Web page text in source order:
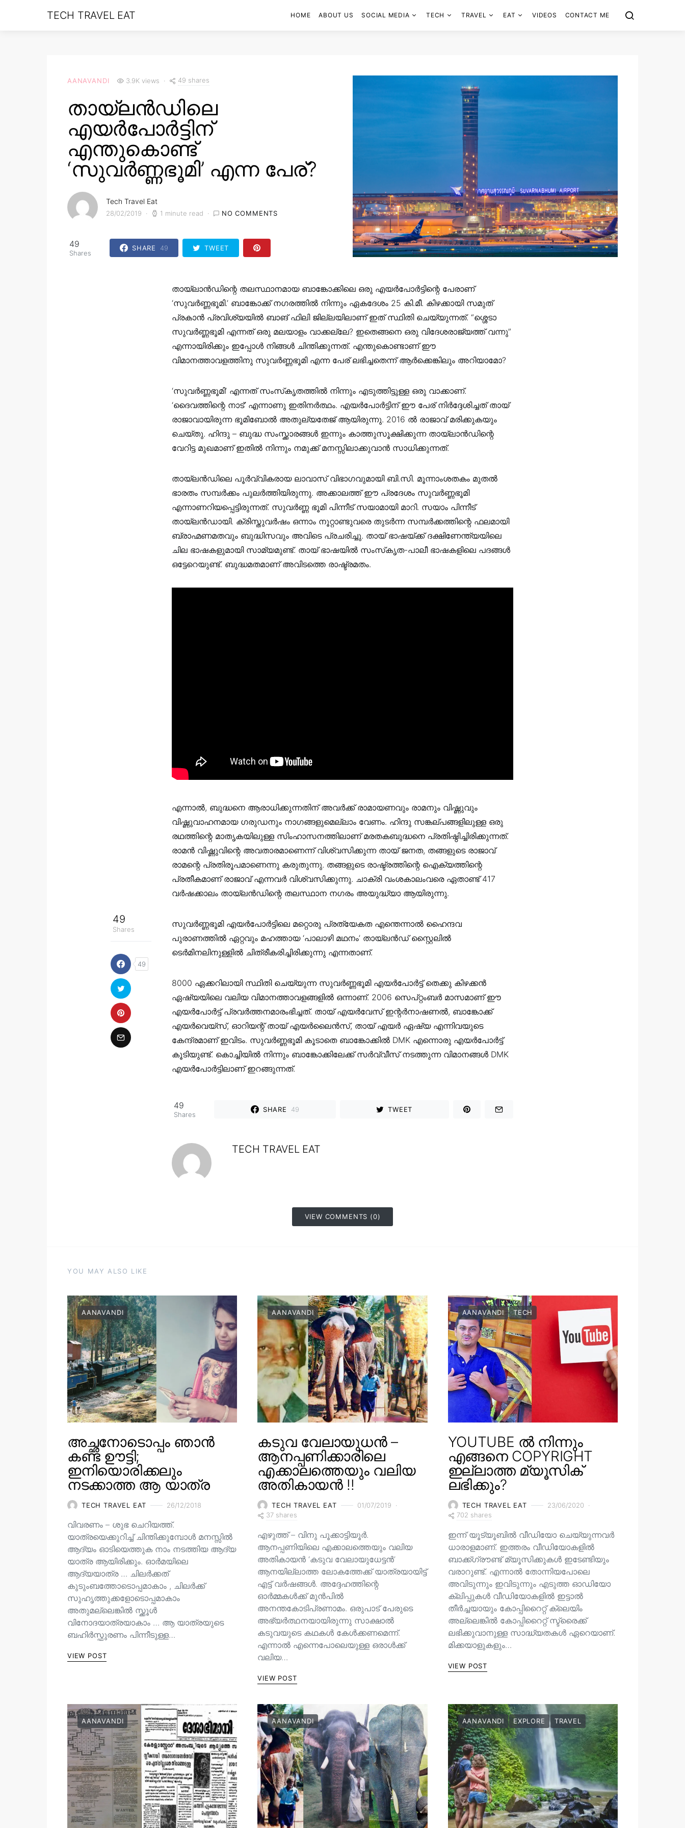
TECH TRAVEL EAT HOME ABOUT US SOCIAL MEDIA TECH TRAVEL EAT VIDEOS CONTACT ME
AANAVANDI 3.9K views 49 shares
തായ്‌ലൻഡിലെ
എയർപോർട്ടിന്
എന്തുകൊണ്ട്
‘സുവർണ്ണഭൂമി’ എന്ന പേര്?
Tech Travel Eat
28/02/2019 1 minute read NO COMMENTS
49
Shares
SHARE 49 TWEET
49
Shares
49
തായ്‌ലാൻഡിന്റെ തലസ്ഥാനമായ ബാങ്കോക്കിലെ ഒരു എയർപോർട്ടിന്റെ പേരാണ്
‘സുവർണ്ണഭൂമി.’ ബാങ്കോക്ക് നഗരത്തിൽ നിന്നും ഏകദേശം 25 കി.മീ. കിഴക്കായി സമുത്
പ്രകാൻ പ്രവിശ്യയിൽ ബാങ് ഫിലി ജില്ലയിലാണ് ഇത് സ്ഥിതി ചെയ്യുന്നത്. “ശ്ശെടാ
സുവർണ്ണഭൂമി എന്നത് ഒരു മലയാളം വാക്കല്ലേ? ഇതെങ്ങനെ ഒരു വിദേശരാജ്യത്ത് വന്നു”
എന്നായിരിക്കും ഇപ്പോൾ നിങ്ങൾ ചിന്തിക്കുന്നത്. എന്തുകൊണ്ടാണ് ഈ
വിമാനത്താവളത്തിനു സുവർണ്ണഭൂമി എന്ന പേര് ലഭിച്ചതെന്ന് ആർക്കെങ്കിലും അറിയാമോ?
‘സുവർണ്ണഭൂമി’ എന്നത് സംസ്‌കൃതത്തിൽ നിന്നും എടുത്തിട്ടുള്ള ഒരു വാക്കാണ്.
‘ദൈവത്തിന്റെ നാട്’ എന്നാണു ഇതിനർത്ഥം. എയർപോർട്ടിന് ഈ പേര് നിർദ്ദേശിച്ചത് തായ്
രാജാവായിരുന്ന ഭൂമിബോൽ അതുല്യതേജ് ആയിരുന്നു. 2016 ൽ രാജാവ് മരിക്കുകയും
ചെയ്തു. ഹിന്ദു – ബുദ്ധ സംസ്ക്കാരങ്ങൾ ഇന്നും കാത്തുസൂക്ഷിക്കുന്ന തായ്‌ലാൻഡിന്റെ
വേറിട്ട മുഖമാണ് ഇതിൽ നിന്നും നമുക്ക് മനസ്സിലാക്കുവാൻ സാധിക്കുന്നത്.
തായ്‌ലന്‍ഡിലെ പൂര്‍വ്വികരായ ലാവാസ് വിഭാഗവുമായി ബി.സി. മൂന്നാംശതകം മുതല്‍
ഭാരതം സമ്പര്‍ക്കം പുലര്‍ത്തിയിരുന്നു. അക്കാലത്ത് ഈ പ്രദേശം സുവര്‍ണ്ണഭൂമി
എന്നാണറിയപ്പെട്ടിരുന്നത്. സുവര്‍ണ്ണ ഭൂമി പിന്നീട് സയാമായി മാറി. സയാം പിന്നീട്
തായ്‌ലന്‍ഡായി. ക്രിസ്തുവര്‍ഷം ഒന്നാം നൂറ്റാണ്ടുവരെ തുടര്‍ന്ന സമ്പര്‍ക്കത്തിന്റെ ഫലമായി
ബ്രാഹ്മണമതവും ബുദ്ധിസവും അവിടെ പ്രചരിച്ചു. തായ് ഭാഷയ്ക്ക് ദക്ഷിണേന്ത്യയിലെ
ചില ഭാഷകളുമായി സാമ്യമുണ്ട്. തായ് ഭാഷയില്‍ സംസ്‌കൃത-പാലീ ഭാഷകളിലെ പദങ്ങള്‍
ഒട്ടേറെയുണ്ട്. ബുദ്ധമതമാണ് അവിടത്തെ രാഷ്ട്രമതം.
എന്നാല്‍, ബുദ്ധനെ ആരാധിക്കുന്നതിന് അവര്‍ക്ക് രാമായണവും രാമനും വിഷ്ണുവും
വിഷ്ണുവാഹനമായ ഗരുഡനും നാഗങ്ങളുമെല്ലാം വേണം. ഹിന്ദു സങ്കല്പങ്ങളിലുള്ള ഒരു
രഥത്തിന്റെ മാതൃകയിലുള്ള സിംഹാസനത്തിലാണ് മരതകബുദ്ധനെ പ്രതിഷ്ഠിച്ചിരിക്കുന്നത്.
രാമന്‍ വിഷ്ണുവിന്റെ അവതാരമാണെന്ന് വിശ്വസിക്കുന്ന തായ് ജനത, തങ്ങളുടെ രാജാവ്
രാമന്റെ പ്രതിരൂപമാണെന്നു കരുതുന്നു. തങ്ങളുടെ രാഷ്ട്രത്തിന്റെ ഐക്യത്തിന്റെ
പ്രതീകമാണ് രാജാവ് എന്നവര്‍ വിശ്വസിക്കുന്നു. ചാക്രി വംശകാലംവരെ ഏതാണ്ട് 417
വര്‍ഷക്കാലം തായ്‌ലന്‍ഡിന്റെ തലസ്ഥാന നഗരം അയുദ്ധ്യാ ആയിരുന്നു.
സുവർണ്ണഭൂമി എയർപോർട്ടിലെ മറ്റൊരു പ്രത്യേകത എന്തെന്നാൽ ഹൈന്ദവ
പുരാണത്തിൽ ഏറ്റവും മഹത്തായ ‘പാലാഴി മഥനം’ തായ്‌ലൻഡ് സ്റ്റൈലിൽ
ടെർമിനലിനുള്ളിൽ ചിത്രീകരിച്ചിരിക്കുന്നു എന്നതാണ്.
8000 ഏക്കറിലായി സ്ഥിതി ചെയ്യുന്ന സുവർണ്ണഭൂമി എയർപോർട്ട് തെക്കു കിഴക്കൻ
ഏഷ്യയിലെ വലിയ വിമാനത്താവളങ്ങളിൽ ഒന്നാണ്. 2006 സെപ്റ്റംബർ മാസമാണ് ഈ
എയർപോർട്ട് പ്രവർത്തനമാരംഭിച്ചത്. തായ് എയർവേസ് ഇന്റർനാഷണൽ, ബാങ്കോക്ക്
എയർവെയ്സ്, ഓറിയന്റ് തായ് എയർലൈൻസ്, തായ് എയർ ഏഷ്യ എന്നിവയുടെ
കേന്ദ്രമാണ് ഇവിടം. സുവർണ്ണഭൂമി കൂടാതെ ബാങ്കോക്കിൽ DMK എന്നൊരു എയർപോർട്ട്
കൂടിയുണ്ട്. കൊച്ചിയിൽ നിന്നും ബാങ്കോക്കിലേക്ക് സർവ്വീസ് നടത്തുന്ന വിമാനങ്ങൾ DMK
എയർപോർട്ടിലാണ് ഇറങ്ങുന്നത്.
49
Shares
SHARE 49 TWEET
TECH TRAVEL EAT
VIEW COMMENTS (0)
YOU MAY ALSO LIKE
AANAVANDI
അച്ഛനോടൊപ്പം ഞാൻ
കണ്ട ഊട്ടി;
ഇനിയൊരിക്കലും
നടക്കാത്ത ആ യാത്ര
TECH TRAVEL EAT 26/12/2018
വിവരണം – ശുഭ ചെറിയത്ത്.
യാത്രയെക്കുറിച്ച് ചിന്തിക്കുമ്പോൾ മനസ്സിൽ
ആദ്യം ഓടിയെത്തുക നാം നടത്തിയ ആദ്യ
യാത്ര ആയിരിക്കും. ഓർമയിലെ
ആദ്യയാത്ര … ചിലർക്കത്
കുടുംബത്തോടൊപ്പമാകാം , ചിലർക്ക്
സുഹൃത്തുക്കളോടൊപ്പമാകാം
അതുമല്ലെങ്കിൽ സ്ക്കൂൾ
വിനോദയാത്രയാകാം … ആ യാത്രയുടെ
ബഹിർസ്ഫുരണം പിന്നീടുള്ള…
VIEW POST
AANAVANDI
കടുവ വേലായുധൻ –
ആനപ്പണിക്കാരിലെ
എക്കാലത്തെയും വലിയ
അതികായൻ !!
TECH TRAVEL EAT
01/07/2019
37 shares
എഴുത്ത് – വിനു പൂക്കാട്ടിയൂർ.
ആനപ്പണിയിലെ എക്കാലത്തെയും വലിയ
അതികായൻ ‘കടുവ വേലായുധേട്ടൻ’
ആനയില്ലാത്ത ലോകത്തേക്ക് യാത്രയായിട്ട്
എട്ട് വർഷങ്ങൾ. അദ്ദേഹത്തിന്റെ
ഓർമ്മകൾക്ക് മുൻപിൽ
അനന്തകോടിപ്രണാമം. ഒരുപാട് പേരുടെ
അഭ്യർത്ഥനയായിരുന്നു സാക്ഷാൽ
കടുവയുടെ കഥകൾ കേൾക്കണമെന്ന്.
എന്നാൽ എന്നെപോലെയുള്ള ഒരാൾക്ക്
വലിയ…
VIEW POST
AANAVANDI TECH
YOUTUBE ൽ നിന്നും
എങ്ങനെ COPYRIGHT
ഇല്ലാത്ത മ്യൂസിക്
ലഭിക്കും?
TECH TRAVEL EAT
23/06/2020
702 shares
ഇന്ന് യൂട്യൂബിൽ വീഡിയോ ചെയ്യുന്നവർ
ധാരാളമാണ്. ഇത്തരം വീഡിയോകളിൽ
ബാക്ക്ഗ്രൗണ്ട് മ്യൂസിക്കുകൾ ഇടേണ്ടിയും
വരാറുണ്ട്. എന്നാൽ തോന്നിയപോലെ
അവിടുന്നും ഇവിടുന്നും എടുത്ത ഓഡിയോ
ക്ലിപ്പുകൾ വീഡിയോകളിൽ ഇട്ടാൽ
തീർച്ചയായും കോപ്പിറൈറ്റ് ക്ലെയിം
അല്ലെങ്കിൽ കോപ്പിറൈറ്റ് സ്ട്രൈക്ക്
ലഭിക്കുവാനുള്ള സാദ്ധ്യതകൾ ഏറെയാണ്.
മിക്കയാളുകളും…
VIEW POST
AANAVANDI AANAVANDI AANAVANDI EXPLORE TRAVEL